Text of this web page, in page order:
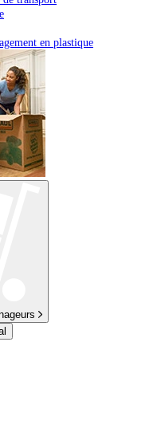
en plastique